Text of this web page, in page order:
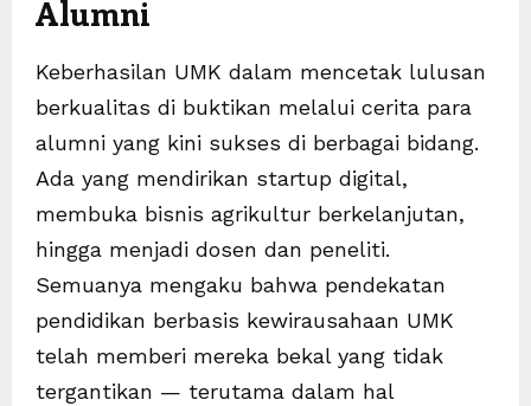
Alumni
Keberhasilan UMK dalam mencetak lulusan
berkualitas di buktikan melalui cerita para
alumni yang kini sukses di berbagai bidang.
Ada yang mendirikan startup digital,
membuka bisnis agrikultur berkelanjutan,
hingga menjadi dosen dan peneliti.
Semuanya mengaku bahwa pendekatan
pendidikan berbasis kewirausahaan UMK
telah memberi mereka bekal yang tidak
tergantikan — terutama dalam hal